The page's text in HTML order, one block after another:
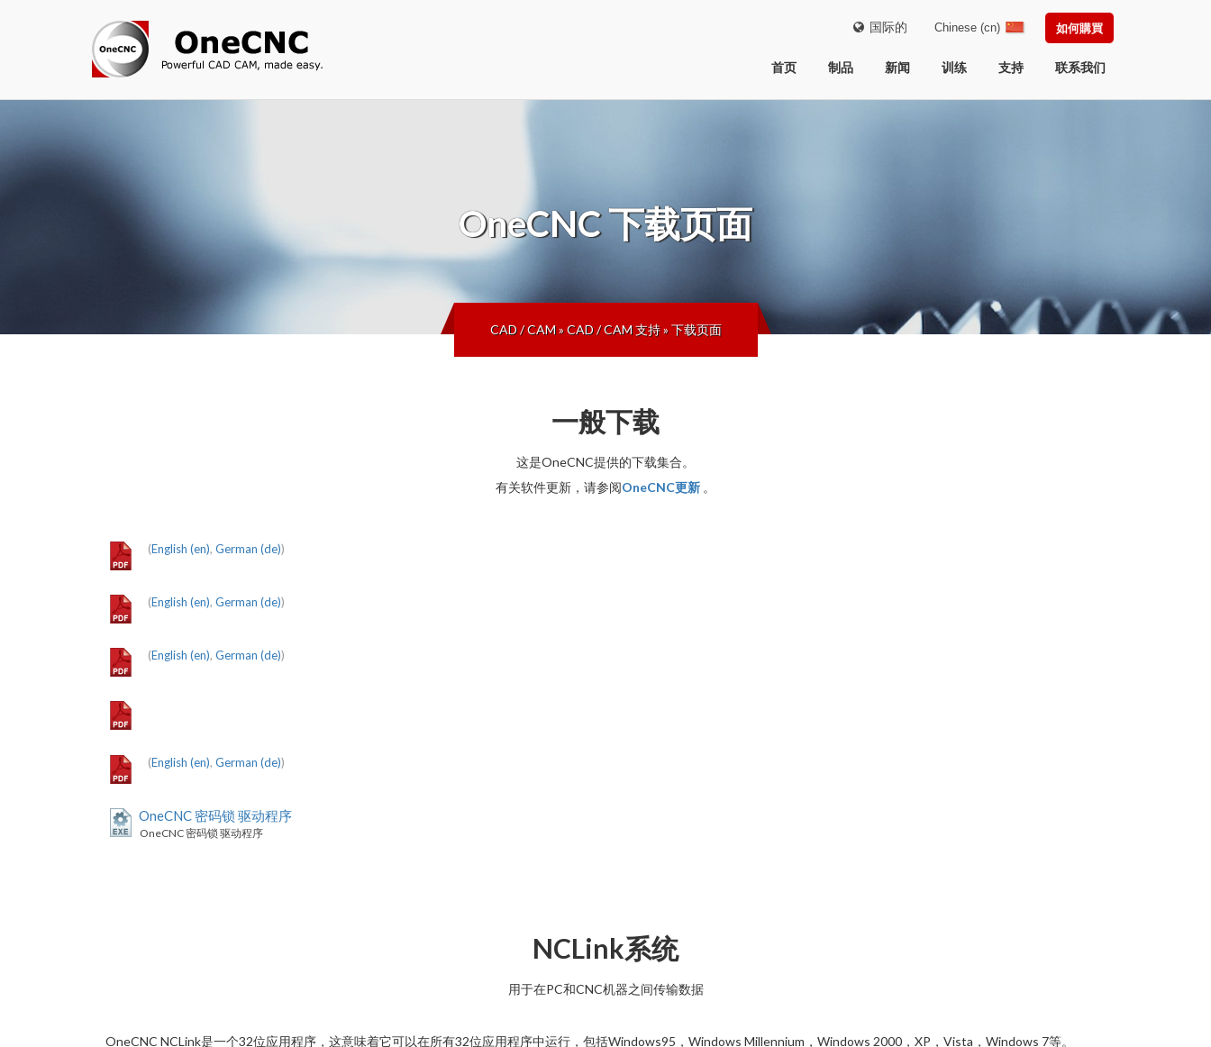
国际的 如何購買
Chinese (cn)
首页 制品 新闻 训练 支持 联系我们
OneCNC下载页面
CAD / CAM»CAD / CAM 支持»下载页面
一般下载
这是OneCNC提供的下载集合。
有关软件更新，请参阅OneCNC更新 。
(English (en), German (de))
(English (en), German (de))
(English (en), German (de))
(English (en), German (de))
OneCNC 密码锁 驱动程序
OneCNC 密码锁 驱动程序
NCLink系统
用于在PC和CNC机器之间传输数据
OneCNC NCLink是一个32位应用程序，这意味着它可以在所有32位应用程序中运行，包括Windows95，Windows Millennium，W​​​​indows 2000，XP，Vista，Windows 7等。